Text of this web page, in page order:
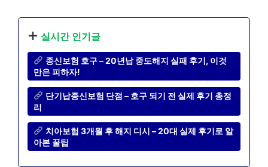
실시간 인기글
종신보험 호구 – 20년납 중도해지 실패 후기, 이것
만은 피하자!
단기납종신보험 단점 – 호구 되기 전 실제 후기 총정
리
치아보험 3개월 후 해지 디시 – 20대 실제 후기로 알
아본 꿀팁